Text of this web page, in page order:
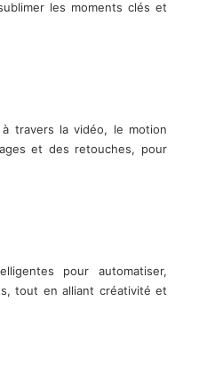
les moments clés et
travers la vidéo, le motion
et des retouches, pour
pour automatiser,
tout en alliant créativité et